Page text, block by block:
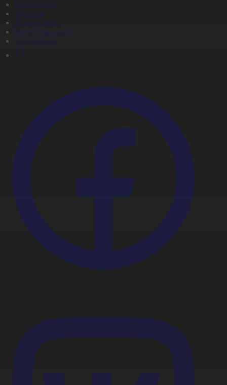
Жаңалықтар
Жобалар
Телехикаялар
Мультсериалдар
Видеоархив